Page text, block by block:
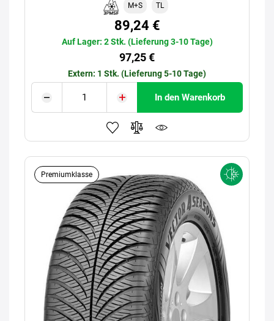
M+S TL
89,24 €
Auf Lager: 2 Stk. (Lieferung 3-10 Tage)
97,25 €
Extern: 1 Stk. (Lieferung 5-10 Tage)
In den Warenkorb
Premiumklasse